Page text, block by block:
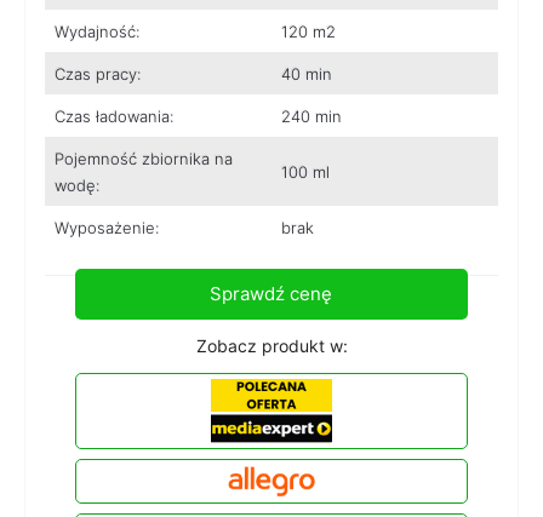
Wydajność: 120 m2
Czas pracy: 40 min
Czas ładowania: 240 min
Pojemność zbiornika na
wodę:
100 ml
Wyposażenie: brak
Sprawdź cenę
Zobacz produkt w: